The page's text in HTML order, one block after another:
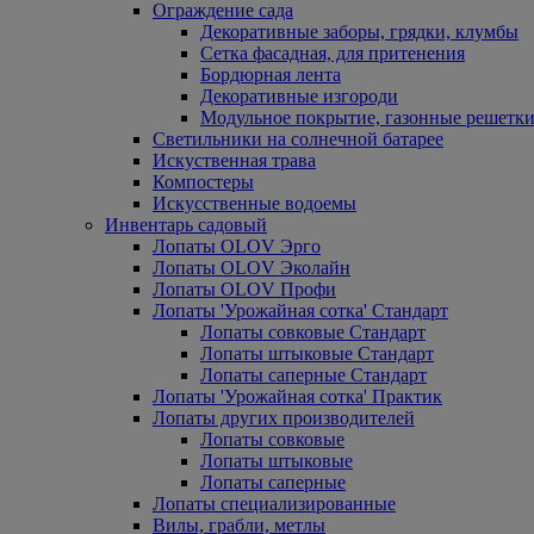
Ограждение сада
Декоративные заборы, грядки, клумбы
Сетка фасадная, для притенения
Бордюрная лента
Декоративные изгороди
Модульное покрытие, газонные
Светильники на солнечной батарее
Искуственная трава
Компостеры
Искусственные водоемы
Инвентарь садовый
Лопаты OLOV Эрго
Лопаты OLOV Эколайн
Лопаты OLOV Профи
Лопаты 'Урожайная сотка' Стандарт
Лопаты совковые Стандарт
Лопаты штыковые Стандарт
Лопаты саперные Стандарт
Лопаты 'Урожайная сотка' Практик
Лопаты других производителей
Лопаты совковые
Лопаты штыковые
Лопаты саперные
Лопаты специализированные
Вилы, грабли, метлы